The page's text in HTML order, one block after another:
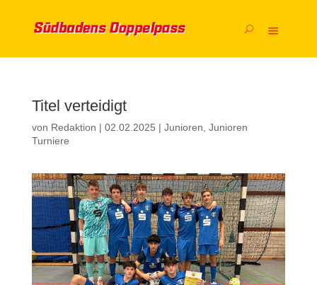
Titel verteidigt
von Redaktion | 02.02.2025 | Junioren Junioren
Turniere